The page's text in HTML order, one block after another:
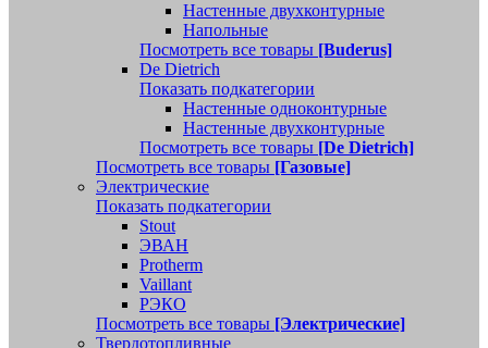
Настенные двухконтурные
Напольные
Посмотреть все товары [Buderus]
De Dietrich
Показать подкатегории
Настенные одноконтурные
Настенные двухконтурные
Посмотреть все товары [De Dietrich]
Посмотреть все товары [Газовые]
Электрические
Показать подкатегории
Stout
ЭВАН
Protherm
Vaillant
РЭКО
Посмотреть все товары [Электрические]
Твердотопливные